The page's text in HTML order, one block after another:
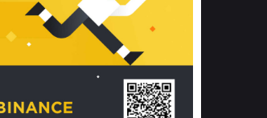
2. Các tiêu chí vàng khi lựa chọn
chăn ga gối đệm cao cấp cho phòng
ngủ
Để sở hữu một bộ chăn ga gối đệm
cao cấp hoàn hảo cả về thẩm mỹ lẫn
công năng, người tiêu dùng cần cân
nhắc kỹ lưỡng các tiêu chí quan trọng